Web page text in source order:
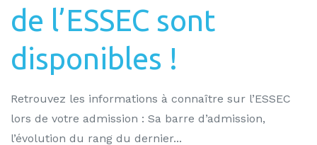
de l’ESSEC sont
disponibles !
Retrouvez les informations à connaître sur l’ESSEC
lors de votre admission : Sa barre d’admission,
l’évolution du rang du dernier...